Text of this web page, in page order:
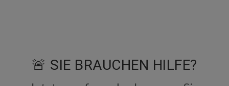
🚨 SIE BRAUCHEN HILFE?